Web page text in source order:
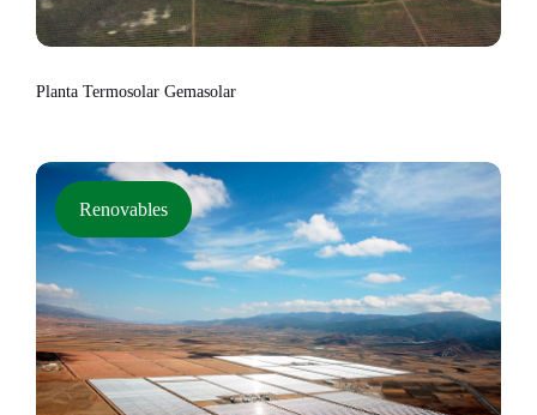
Planta Termosolar Gemasolar
Renovables